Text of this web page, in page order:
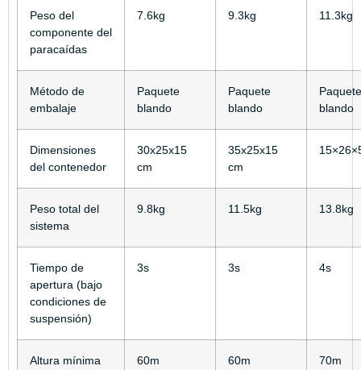
Peso del
componente del
paracaídas
7.6kg 9.3kg 11.3kg
Método de
embalaje
Paquete
blando
Paquete
blando
Paquete
blando
Dimensiones
del contenedor
30x25x15
cm
35x25x15
cm
Peso total del
sistema
9.8kg 11.5kg 13.8kg
Tiempo de
apertura (bajo
condiciones de
suspensión)
3s 3s 4s
Altura mínima 60m 60m 70m